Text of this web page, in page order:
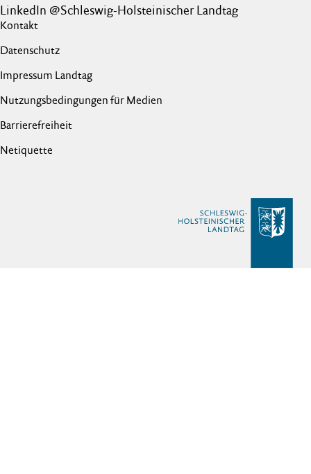
LinkedIn @Schleswig-Holsteinischer Landtag
Kontakt
Datenschutz
Impressum Landtag
Nutzungsbedingungen für Medien
Barrierefreiheit
Netiquette